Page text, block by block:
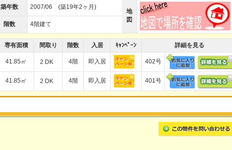
築年数 2007/06 (築19年2ヶ月)
地
図
階数 4階建て
専有面積 間取り 階数 入居 ｷｬﾝﾍﾟｰﾝ 詳細を見る
41.85㎡ 2 DK 4階 即入居 402号
41.85㎡ 2 DK 4階 即入居 401号